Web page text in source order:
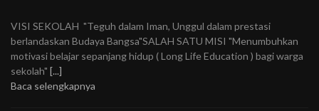
VISI SEKOLAH "Teguh dalam Iman, Unggul dalam prestasi
berlandaskan Budaya Bangsa"SALAH SATU MISI "Menumbuhkan
motivasi belajar sepanjang hidup ( Long Life Education ) bagi warga
sekolah" [...]
Baca selengkapnya